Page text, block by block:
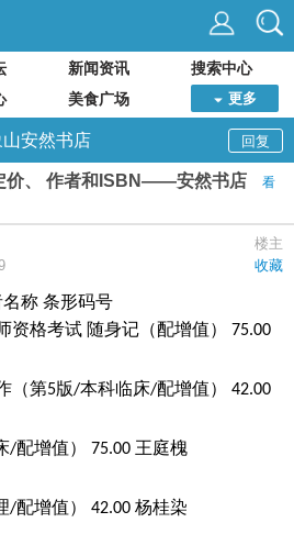
新闻资讯
搜索中心
美食广场 更多
回复
山安然书店
价、 作者和ISBN——安然书店
看
楼主
收藏
称 条形码号
资格考试 随身记（配增值） 75.00
（第5版/本科临床/配增值） 42.00
/配增值） 75.00 王庭槐
/配增值） 42.00 杨桂染